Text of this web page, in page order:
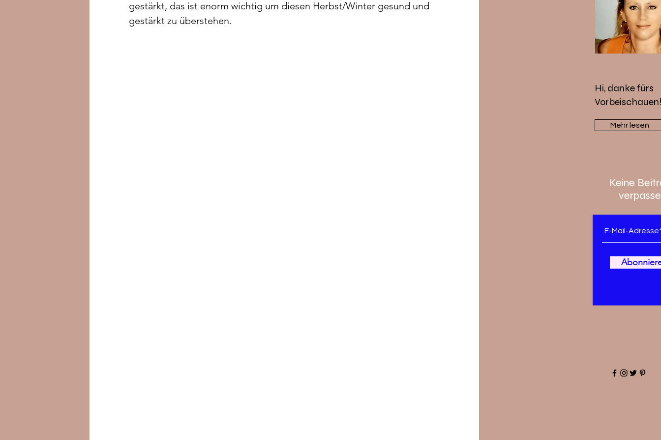
gestärkt, das ist enorm wichtig um diesen Herbst/Winter gesund und
gestärkt zu überstehen.
Hi, danke fürs
Mehr lesen
Keine